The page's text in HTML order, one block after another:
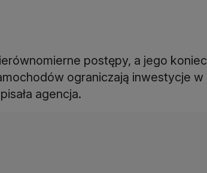
postępy, a jego koniec
ograniczają inwestycje w
agencja.